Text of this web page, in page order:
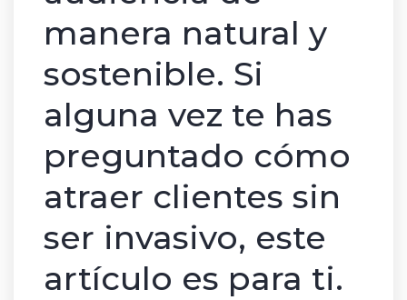
manera natural y
sostenible. Si
alguna vez te has
preguntado cómo
atraer clientes sin
ser invasivo, este
artículo es para ti.